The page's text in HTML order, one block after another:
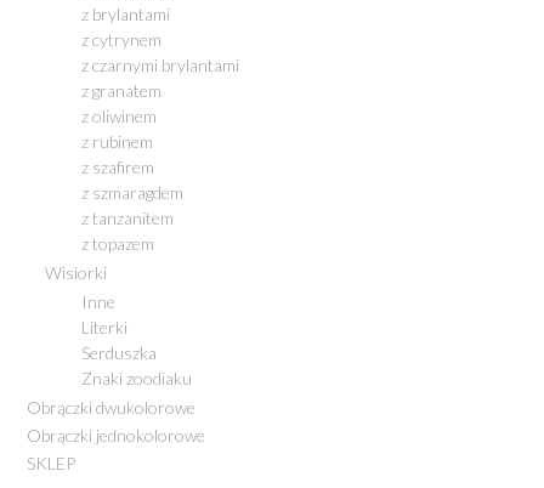
z brylantami
z cytrynem
z czarnymi brylantami
z granatem
z oliwinem
z rubinem
z szafirem
z szmaragdem
z tanzanitem
z topazem
Wisiorki
Inne
Literki
Serduszka
Znaki zoodiaku
Obrączki dwukolorowe
Obrączki jednokolorowe
SKLEP